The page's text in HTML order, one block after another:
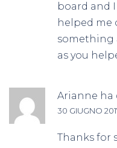
board and
helped me
something
as you
Arianne ha
30 GIUGNO
Thanks for